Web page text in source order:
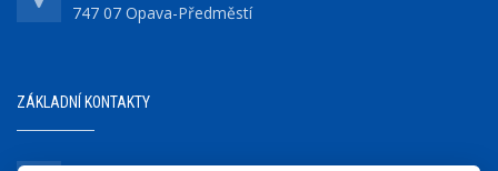
747 07 Opava-Předměstí
ZÁKLADNÍ KONTAKTY